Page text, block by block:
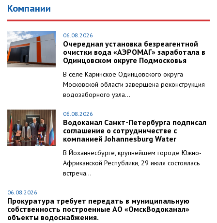
Компании
06.08.2026
Очередная установка безреагентной
очистки вода «АЭРОМАГ» заработала в
Одинцовском округе Подмосковья
В селе Каринское Одинцовского округа
Московской области завершена реконструкция
водозаборного узла...
06.08.2026
Водоканал Санкт-Петербурга подписал
соглашение о сотрудничестве с
компанией Johannesburg Water
В Йоханнесбурге, крупнейшем городе Южно-
Африканской Республики, 29 июля состоялась
встреча...
06.08.2026
Прокуратура требует передать в муниципальную
собственность построенные АО «ОмскВодоканал»
объекты водоснабжения.